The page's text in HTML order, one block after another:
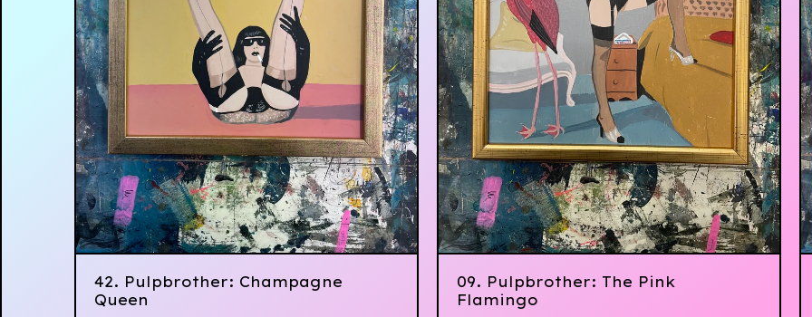
42. Pulpbrother: Champagne
Queen
09. Pulpbrother: The Pink
Flamingo